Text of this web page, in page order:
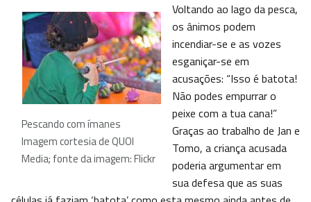
Pescando com ímanes
Imagem cortesia de QUOI
Media; fonte da imagem: Flickr
Voltando ao lago da pesca,
os ânimos podem
incendiar-se e as vozes
esganiçar-se em
acusações: “Isso é batota!
Não podes empurrar o
peixe com a tua cana!”
Graças ao trabalho de Jan e
Tomo, a criança acusada
poderia argumentar em
sua defesa que as suas